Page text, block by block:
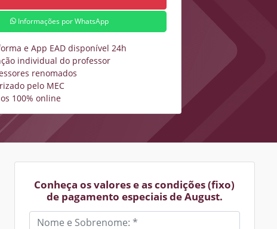
Informações por WhatsApp
e App EAD disponível 24h
individual do professor
renomados
pelo MEC
100% online
Conheça os valores e as condições (fixo)
de pagamento especiais de August.